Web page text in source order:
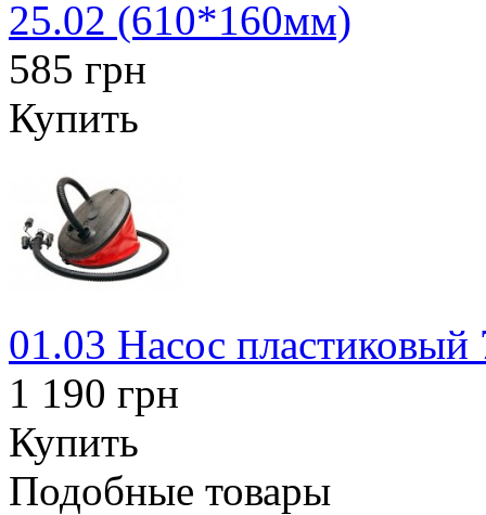
25.02 (610*160мм)
585 грн
Купить
01.03 Насос
1 190 грн
Купить
Подобные товары